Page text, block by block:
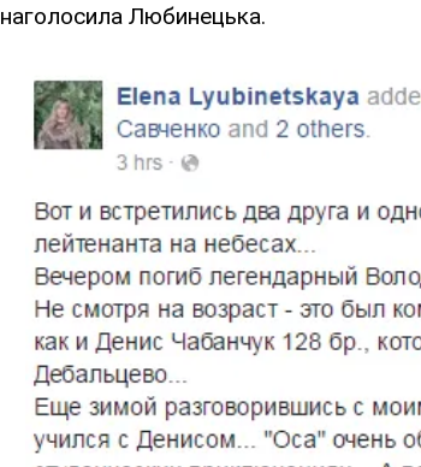
наголосила Любинецька.